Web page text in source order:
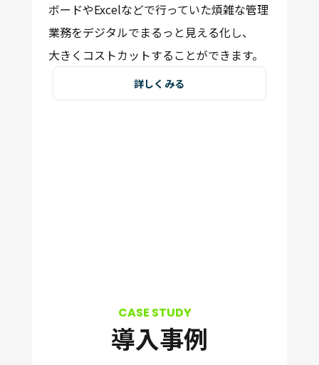
ボードやExcelなどで行っていた煩雑な管理
業務をデジタルでまるっと見える化し、
大きくコストカットすることができます。
詳しくみる
導入事例